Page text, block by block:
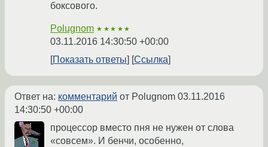
боксового.
Polugnom ★★★★★
03.11.2016 14:30:50 +00:00
Показать ответы
Ссылка
Ответ на: комментарий от Polugnom 03.11.2016
14:30:50 +00:00
процессор вместо пня не нужен от слова
«совсем». И бенчи, особенно,